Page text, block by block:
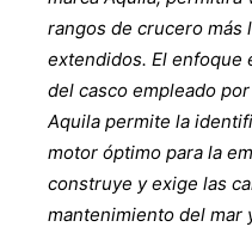
rangos de crucero más
extendidos. El enfoque
del casco empleado
Aquila permite la
motor óptimo para la
construye y exige las
mantenimiento del mar